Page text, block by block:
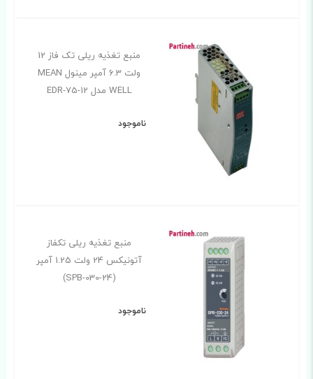
منبع تغذیه ریلی تک فاز 12
ولت 6.3 آمپر مینول MEAN
WELL مدل EDR-75-12
ناموجود
منبع تغذیه ریلی تکفاز
آتونیکس 24 ولت 1.25 آمپر
(SPB-030-24)
ناموجود